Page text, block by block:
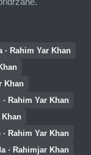
· Rahim Yar Khan
Khan
· Rahim Yar Khan
Khan
· Rahim Yar Khan
· Rahimjar Khan